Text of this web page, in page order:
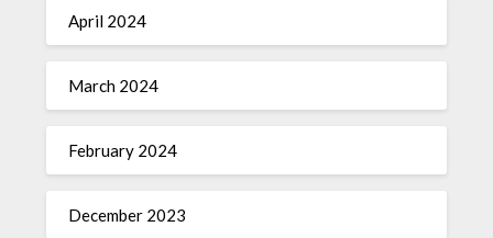
April 2024
March 2024
February 2024
December 2023